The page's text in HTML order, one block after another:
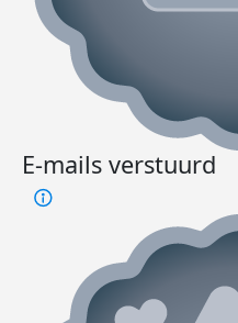
E-mails verstuurd